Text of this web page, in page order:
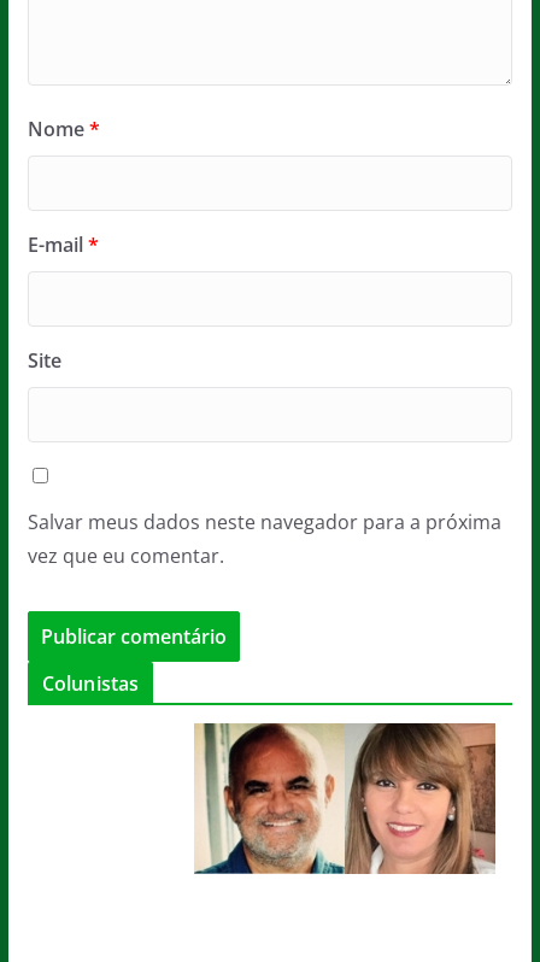
Nome*
E-mail*
Site
Salvar meus dados neste navegador para a próxima
vez que eu comentar.
Colunistas